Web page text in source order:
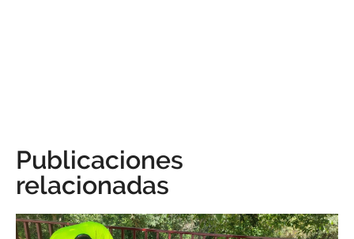
Publicaciones
relacionadas